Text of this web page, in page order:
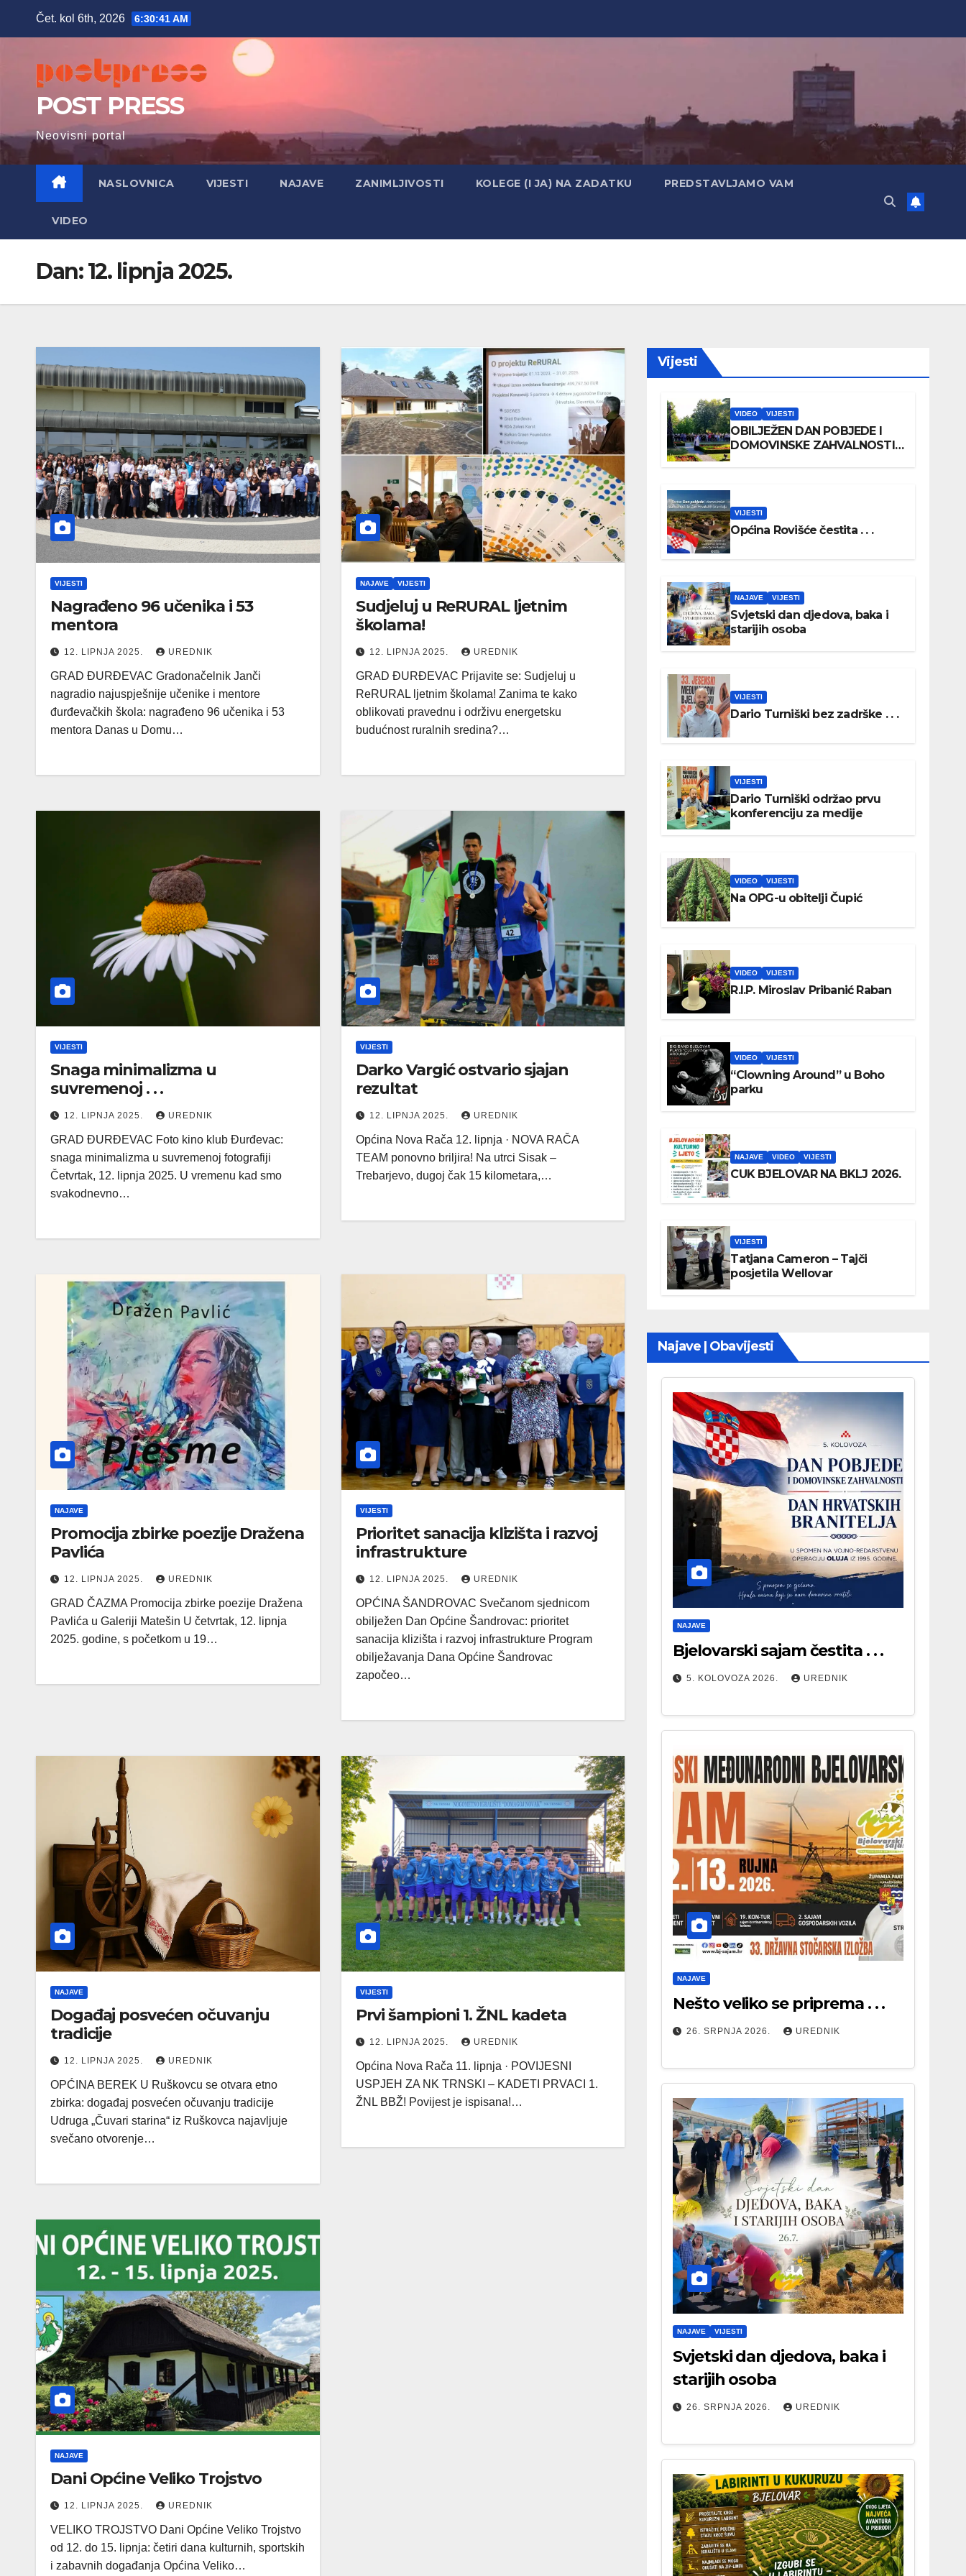
Čet. kol 6th, 2026 6:30:42 AM
POST PRESS
Neovisni portal
NASLOVNICA VIJESTI NAJAVE ZANIMLJIVOSTI KOLEGE (I JA) NA ZADATKU PREDSTAVLJAMO VAM
VIDEO
Dan:12. lipnja 2025.
VIJESTI
Nagrađeno 96 učenika i 53
mentora
12. LIPNJA 2025. UREDNIK
GRAD ĐURĐEVAC Gradonačelnik Janči
nagradio najuspješnije učenike i mentore
đurđevačkih škola: nagrađeno 96 učenika i 53
mentora Danas u Domu…
NAJAVE VIJESTI
Sudjeluj u ReRURAL ljetnim
školama!
12. LIPNJA 2025. UREDNIK
GRAD ĐURĐEVAC Prijavite se: Sudjeluj u
ReRURAL ljetnim školama! Zanima te kako
oblikovati pravednu i održivu energetsku
budućnost ruralnih sredina?…
VIJESTI
Snaga minimalizma u
suvremenoj . . .
12. LIPNJA 2025. UREDNIK
GRAD ĐURĐEVAC Foto kino klub Đurđevac:
snaga minimalizma u suvremenoj fotografiji
Četvrtak, 12. lipnja 2025. U vremenu kad smo
svakodnevno…
VIJESTI
Darko Vargić ostvario sjajan
rezultat
12. LIPNJA 2025. UREDNIK
Općina Nova Rača 12. lipnja · NOVA RAČA
TEAM ponovno briljira! Na utrci Sisak –
Trebarjevo, dugoj čak 15 kilometara,…
NAJAVE
Promocija zbirke poezije Dražena
Pavlića
12. LIPNJA 2025. UREDNIK
GRAD ČAZMA Promocija zbirke poezije Dražena
Pavlića u Galeriji Matešin U četvrtak, 12. lipnja
2025. godine, s početkom u 19…
VIJESTI
Prioritet sanacija klizišta i razvoj
infrastrukture
12. LIPNJA 2025. UREDNIK
OPĆINA ŠANDROVAC Svečanom sjednicom
obilježen Dan Općine Šandrovac: prioritet
sanacija klizišta i razvoj infrastrukture Program
obilježavanja Dana Općine Šandrovac
započeo…
NAJAVE
Događaj posvećen očuvanju
tradicije
12. LIPNJA 2025. UREDNIK
OPĆINA BEREK U Ruškovcu se otvara etno
zbirka: događaj posvećen očuvanju tradicije
Udruga „Čuvari starina“ iz Ruškovca najavljuje
svečano otvorenje…
VIJESTI
Prvi šampioni 1. ŽNL kadeta
12. LIPNJA 2025. UREDNIK
Općina Nova Rača 11. lipnja · POVIJESNI
USPJEH ZA NK TRNSKI – KADETI PRVACI 1.
ŽNL BBŽ! Povijest je ispisana!…
NAJAVE
Dani Općine Veliko Trojstvo
12. LIPNJA 2025. UREDNIK
VELIKO TROJSTVO Dani Općine Veliko Trojstvo
od 12. do 15. lipnja: četiri dana kulturnih, sportskih
i zabavnih događanja Općina Veliko…
Vijesti
VIDEO VIJESTI
OBILJEŽEN DAN POBJEDE I
DOMOVINSKE ZAHVALNOSTI
VIJESTI
Općina Rovišće čestita . . .
NAJAVE VIJESTI
Svjetski dan djedova, baka i
starijih osoba
VIJESTI
Dario Turniški bez zadrške . . .
VIJESTI
Dario Turniški održao prvu
konferenciju za medije
VIDEO VIJESTI
Na OPG-u obitelji Čupić
VIDEO VIJESTI
R.I.P. Miroslav Pribanić Raban
VIDEO VIJESTI
“Clowning Around” u Boho
parku
NAJAVE VIDEO VIJESTI
CUK BJELOVAR NA BKLJ 2026.
VIJESTI
Tatjana Cameron – Tajči
posjetila Wellovar
Najave | Obavijesti
NAJAVE
Bjelovarski sajam čestita . . .
5. KOLOVOZA 2026. UREDNIK
NAJAVE
Nešto veliko se priprema . . .
26. SRPNJA 2026. UREDNIK
NAJAVE VIJESTI
Svjetski dan djedova, baka i
starijih osoba
26. SRPNJA 2026. UREDNIK